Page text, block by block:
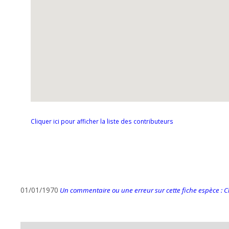
Cliquer ici pour afficher la liste des contributeurs
01/01/1970 Un commentaire ou une erreur sur cette fiche espèce :